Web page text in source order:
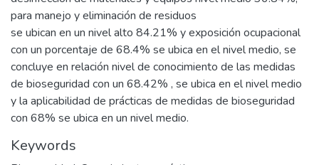
para manejo y eliminación de residuos
se ubican en un nivel alto 84.21% y exposición ocupacional
con un porcentaje de 68.4% se ubica en el nivel medio, se
concluye en relación nivel de conocimiento de las medidas
de bioseguridad con un 68.42% , se ubica en el nivel medio
y la aplicabilidad de prácticas de medidas de bioseguridad
con 68% se ubica en un nivel medio.
Keywords